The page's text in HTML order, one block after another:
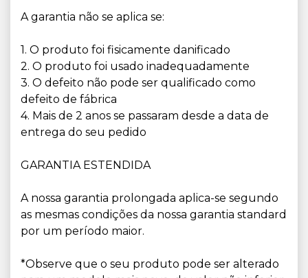
A garantia não se aplica se:
1. O produto foi fisicamente danificado
2. O produto foi usado inadequadamente
3. O defeito não pode ser qualificado como
defeito de fábrica
4. Mais de 2 anos se passaram desde a data de
entrega do seu pedido
GARANTIA ESTENDIDA
A nossa garantia prolongada aplica-se segundo
as mesmas condições da nossa garantia standard
por um período maior.
*Observe que o seu produto pode ser alterado